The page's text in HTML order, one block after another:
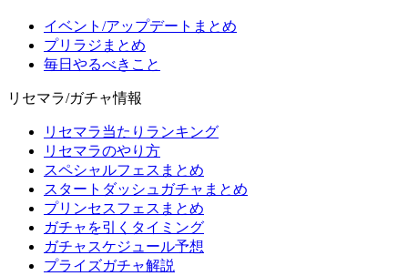
イベント/アップデートまとめ
プリラジまとめ
毎日やるべきこと
リセマラ/ガチャ情報
リセマラ当たりランキング
リセマラのやり方
スペシャルフェスまとめ
スタートダッシュガチャまとめ
プリンセスフェスまとめ
ガチャを引くタイミング
ガチャスケジュール予想
プライズガチャ解説